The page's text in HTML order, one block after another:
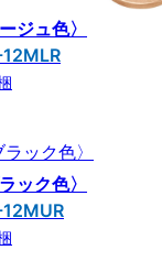
ジュ色〉
ック色〉